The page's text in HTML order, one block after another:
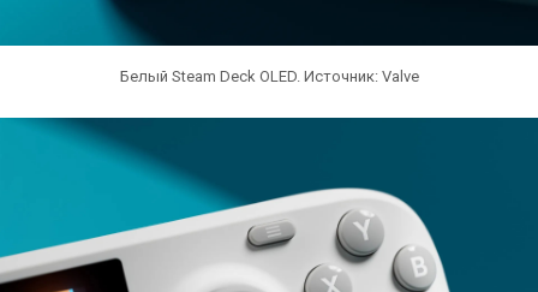
Белый Steam Deck OLED. Источник: Valve